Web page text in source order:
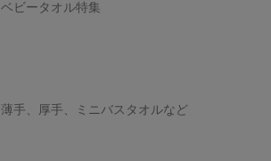
ベビータオル特集
薄手、厚手、ミニバスタオルなど